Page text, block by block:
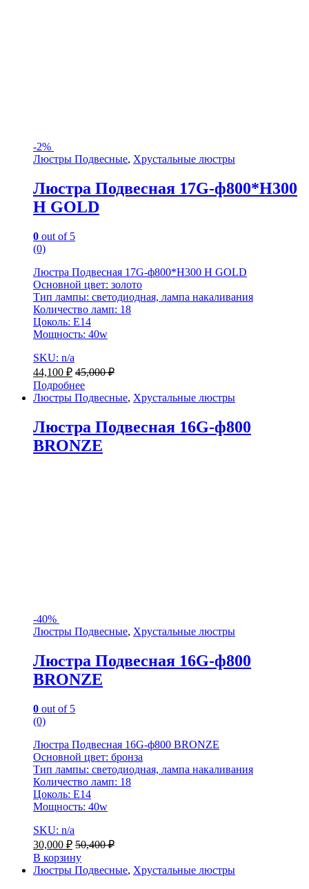
-2%
Люстры Подвесные, Хрустальные люстры
Люстра Подвесная 17G-ф800*H300
H GOLD
0 out of 5
(0)
Люстра Подвесная 17G-ф800*H300 H GOLD
Основной цвет: золото
Тип лампы: светодиодная, лампа накаливания
Количество ламп: 18
Цоколь: E14
Мощность: 40w
SKU: n/a
44,100 ₽ 45,000₽
Подробнее
Люстры Подвесные, Хрустальные люстры
Люстра Подвесная 16G-ф800
BRONZE
-40%
Люстры Подвесные, Хрустальные люстры
Люстра Подвесная 16G-ф800
BRONZE
0 out of 5
(0)
Люстра Подвесная 16G-ф800 BRONZE
Основной цвет: бронза
Тип лампы: светодиодная, лампа накаливания
Количество ламп: 18
Цоколь: E14
Мощность: 40w
SKU: n/a
30,000 ₽ 50,400₽
В корзину
Люстры Подвесные, Хрустальные люстры